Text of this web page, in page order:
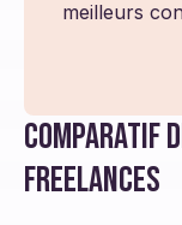
meilleurs
Comparatif
freelances